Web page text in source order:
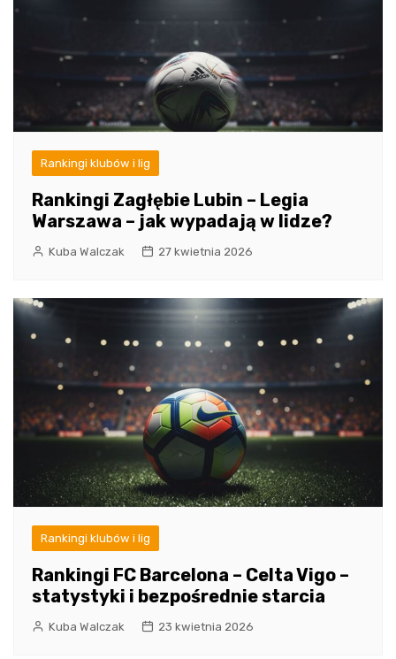
Rankingi klubów i lig
Rankingi Zagłębie Lubin – Legia
Warszawa – jak wypadają w lidze?
Kuba Walczak 27 kwietnia 2026
Rankingi klubów i lig
Rankingi FC Barcelona – Celta Vigo –
statystyki i bezpośrednie starcia
Kuba Walczak 23 kwietnia 2026